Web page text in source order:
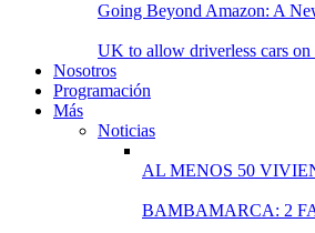
Going Beyond Amazon: A
UK to allow driverless cars
Nosotros
Programación
Más
Noticias
AL MENOS 50
BAMBAMARCA: 2